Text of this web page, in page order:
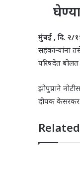
मुंबई , दि. २/
सहकाऱ्यांना
परिषदेत बोलत
झोपुप्राने
दीपक केसरकर